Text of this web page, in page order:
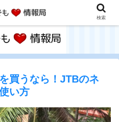
買うなら！JTBのネ
い方
検索